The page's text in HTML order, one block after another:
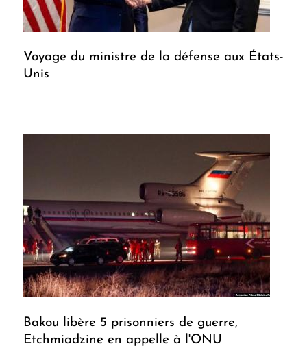
Voyage du ministre de la défense aux États-
Unis
Bakou libère 5 prisonniers de guerre,
Etchmiadzine en appelle à l'ONU